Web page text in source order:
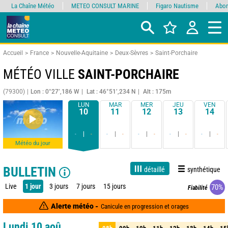
Accueil France Nouvelle-Aquitaine Deux-Sèvres Saint-Porchaire
MÉTÉO VILLE SAINT-PORCHAIRE
(79300) Lon : 0°27’,186 W Lat : 46°51’,234 N Alt : 175m
Météo du jour
LUN
10
- -
MAR
11
- -
MER
12
- -
JEU
13
- -
VEN
14
- -
BULLETIN détaillé synthétique
Live 1 jour 3 jours 7 jours 15 jours Fiabilité 70%
Alerte météo - Canicule en progression et orages
La Chaîne Météo METEO CONSULT MARINE Figaro Nautisme